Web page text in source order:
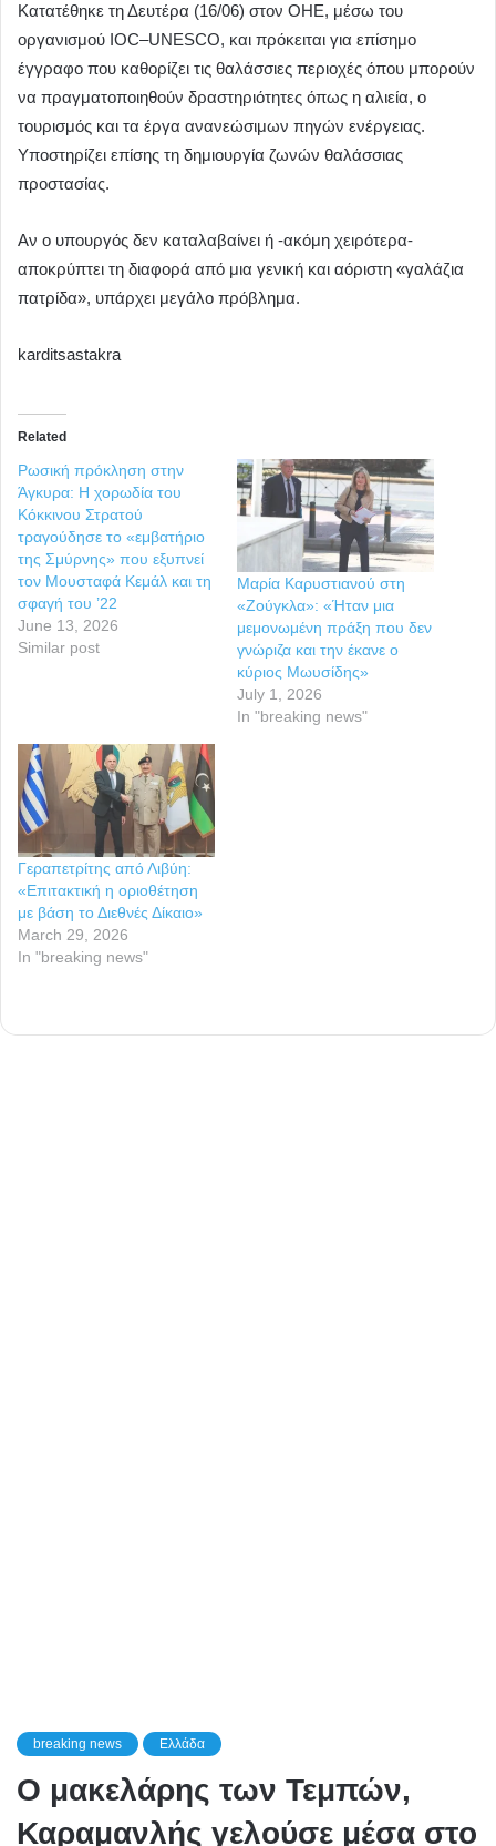
Κατατέθηκε τη Δευτέρα (16/06) στον ΟΗΕ, μέσω του
οργανισμού IOC–UNESCO, και πρόκειται για επίσημο
έγγραφο που καθορίζει τις θαλάσσιες περιοχές όπου μπορούν
να πραγματοποιηθούν δραστηριότητες όπως η αλιεία, ο
τουρισμός και τα έργα ανανεώσιμων πηγών ενέργειας.
Υποστηρίζει επίσης τη δημιουργία ζωνών θαλάσσιας
προστασίας.
Αν ο υπουργός δεν καταλαβαίνει ή -ακόμη χειρότερα-
αποκρύπτει τη διαφορά από μια γενική και αόριστη «γαλάζια
πατρίδα», υπάρχει μεγάλο πρόβλημα.
karditsastakra
Related
Ρωσική πρόκληση στην
Άγκυρα: Η χορωδία του
Κόκκινου Στρατού
τραγούδησε το «εμβατήριο
της Σμύρνης» που εξυπνεί
τον Μουσταφά Κεμάλ και τη
σφαγή του ’22
June 13, 2026
Similar post
Μαρία Καρυστιανού στη
«Ζούγκλα»: «Ήταν μια
μεμονωμένη πράξη που δεν
γνώριζα και την έκανε ο
κύριος Μωυσίδης»
July 1, 2026
In "breaking news"
Γεραπετρίτης από Λιβύη:
«Επιτακτική η οριοθέτηση
με βάση το Διεθνές Δίκαιο»
March 29, 2026
In "breaking news"